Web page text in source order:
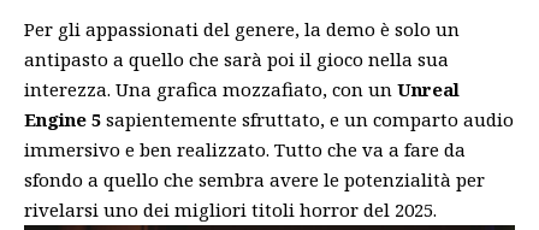
Per gli appassionati del genere, la demo è solo un
antipasto a quello che sarà poi il gioco nella sua
interezza. Una grafica mozzafiato, con un Unreal
Engine 5 sapientemente sfruttato, e un comparto audio
immersivo e ben realizzato. Tutto che va a fare da
sfondo a quello che sembra avere le potenzialità per
rivelarsi uno dei migliori titoli horror del 2025.